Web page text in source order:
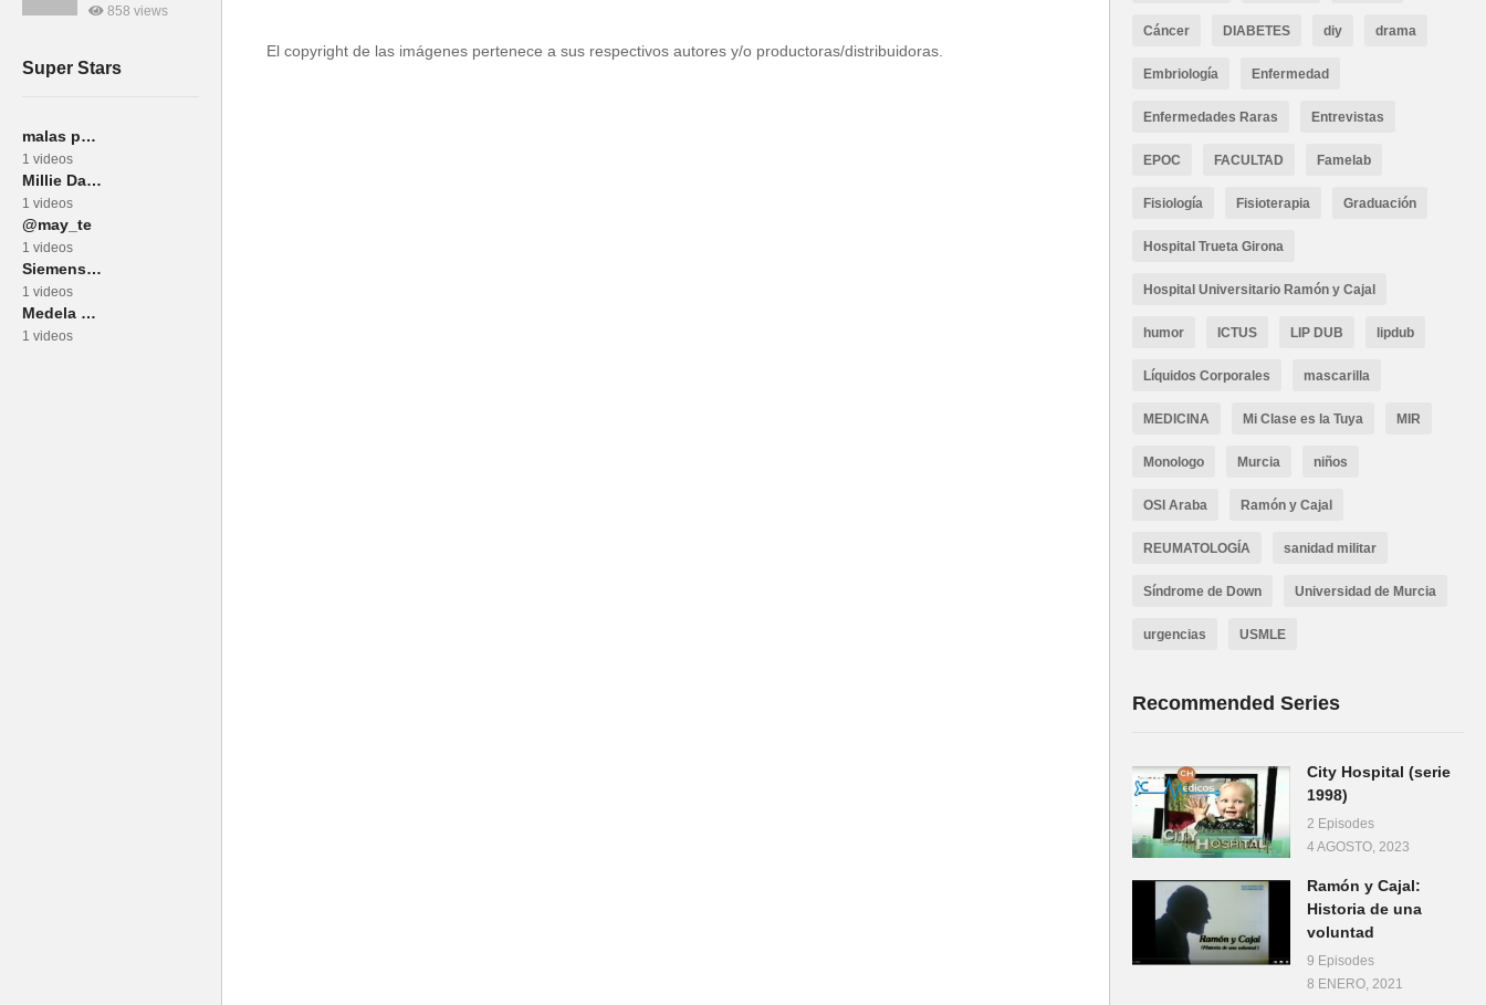
858 views
Super Stars
malas pulgas
1 videos
Millie Davis
1 videos
@may_te
1 videos
Siemens Healthineers
1 videos
Medela España
1 videos
El copyright de las imágenes pertenece a sus respectivos autores y/o productoras/distribuidoras.
Cáncer DIABETES diy drama
Embriología Enfermedad
Enfermedades Raras Entrevistas
EPOC FACULTAD Famelab
Fisiología Fisioterapia Graduación
Hospital Trueta Girona
Hospital Universitario Ramón y Cajal
humor ICTUS LIP DUB lipdub
Líquidos Corporales mascarilla
MEDICINA Mi Clase es la Tuya MIR
Monologo Murcia niños
OSI Araba Ramón y Cajal
REUMATOLOGÍA sanidad militar
Síndrome de Down Universidad de Murcia
urgencias USMLE
Recommended Series
City Hospital (serie
1998)
2 Episodes
4 AGOSTO, 2023
Ramón y Cajal:
Historia de una
voluntad
9 Episodes
8 ENERO, 2021